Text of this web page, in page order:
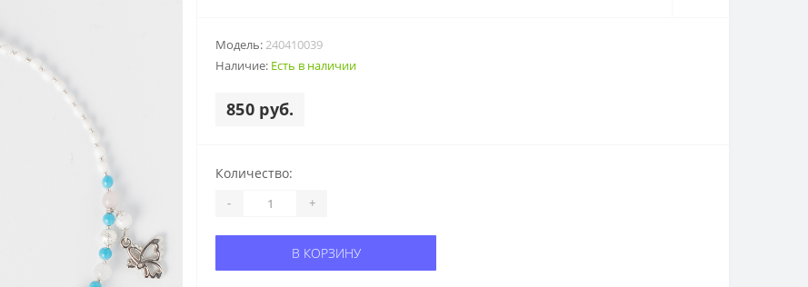
Модель: 240410039
Наличие: Есть в наличии
850 руб.
Количество:
- +
В КОРЗИНУ